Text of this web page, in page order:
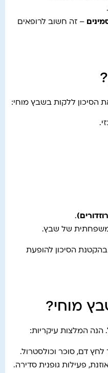
.
– זה חשוב לרופאים
הסיכון ללקות בשבץ מוחי:
.
משפחתית של שבץ.
הסיכון להופעת
מוחי?
הנה המלצות עיקריות:
דם, סוכר וכולסטרול.
פעילות גופנית סדירה.